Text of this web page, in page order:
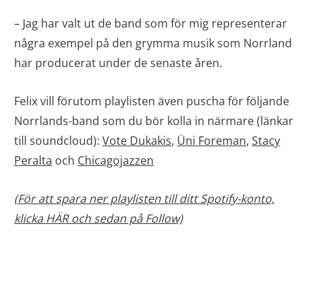
– Jag har valt ut de band som för mig representerar
några exempel på den grymma musik som Norrland
har producerat under de senaste åren.
Felix vill förutom playlisten även puscha för följande
Norrlands-band som du bör kolla in närmare (länkar
till soundcloud): Vote Dukakis, Üni Foreman, Stacy
Peralta och Chicagojazzen
(För att spara ner playlisten till ditt Spotify-konto,
klicka HÄR och sedan på Follow)